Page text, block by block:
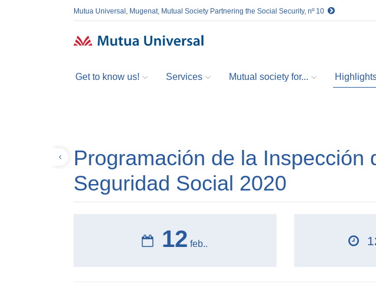
Mutua Universal, Mugenat, Mutual Society Partnering the Social Security, nº 10
Get to know us! Services Mutual society for...
Programación de la Inspección
Seguridad Social 2020
12 feb..